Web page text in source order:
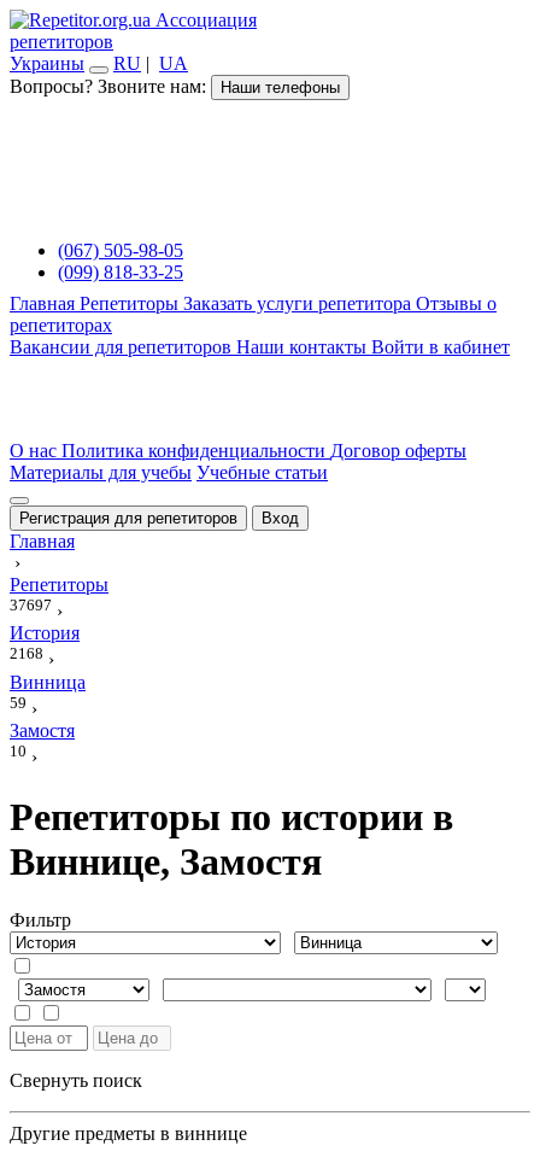
Ассоциация
репетиторов
Украины
RU | UA
Вопросы? Звоните нам:
Наши телефоны
(067) 505-98-05
(099) 818-33-25
Главная Репетиторы Заказать услуги репетитора Отзывы о
репетиторах
Вакансии для репетиторов Наши контакты Войти в кабинет
О нас Политика конфиденциальности Договор оферты
Материалы для учебы Учебные статьи
Регистрация для репетиторов Вход
Главная
›
Репетиторы
37697 ›
История
2168 ›
Винница
59 ›
Замостя
10 ›
Репетиторы по истории в
Виннице, Замостя
Фильтр
Свернуть поиск
Другие предметы в виннице